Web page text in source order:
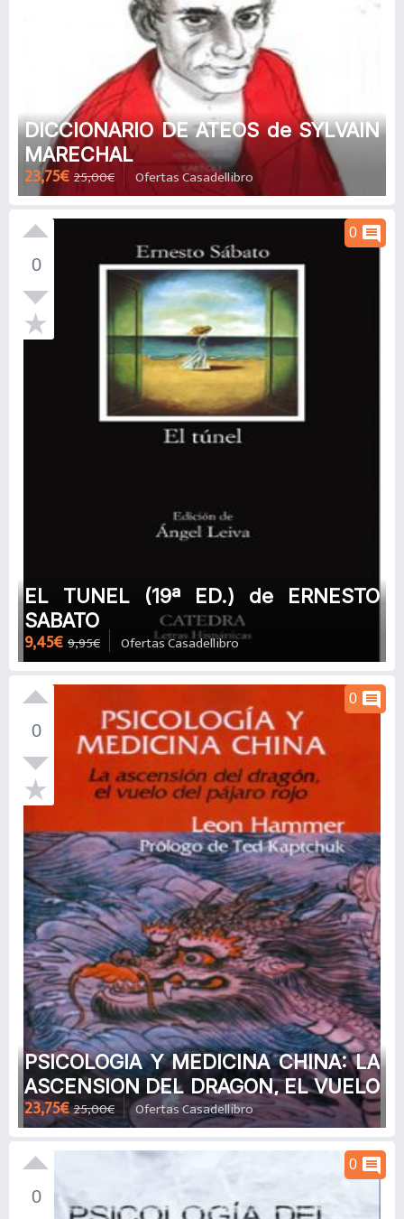
DICCIONARIO DE ATEOS de SYLVAIN
MARECHAL
23,75€ 25,00€ Ofertas Casadellibro
0
0 comment
EL TUNEL (19ª ED.) de ERNESTO
SABATO
9,45€ 9,95€ Ofertas Casadellibro
0
0 comment
PSICOLOGIA Y MEDICINA CHINA: LA
ASCENSION DEL DRAGON, EL VUELO
DE L PAJARO ROJO de LEON
HAMMER
23,75€ 25,00€ Ofertas Casadellibro
0
0 comment